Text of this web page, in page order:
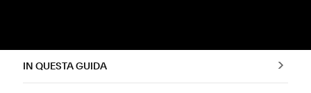
IN QUESTA GUIDA